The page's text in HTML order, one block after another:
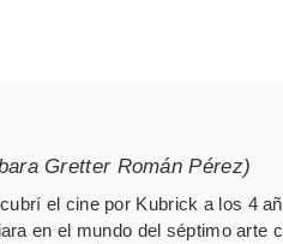
Gretter Román Pérez)
el cine por Kubrick a los 4
en el mundo del séptimo arte